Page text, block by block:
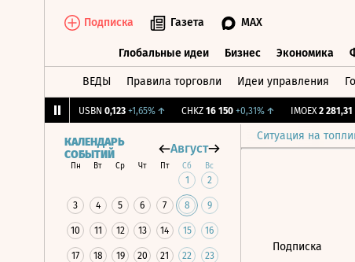
Подписка Газета MAX
Глобальные идеи Бизнес Экономика
ВЕДЫ Правила торговли Идеи управления
USBN 0,123 +1,65%↑ CHKZ 16 150 +0,31%↑ IMOEX 2 281,31 -
Ситуация на
КАЛЕНДАРЬ
СОБЫТИЙ
Август
Пн Вт Ср Чт Пт Сб Вс
1 2
3 4 5 6 7 8 9
10 11 12 13 14 15 16
17 18 19 20 21 22 23
Подписка